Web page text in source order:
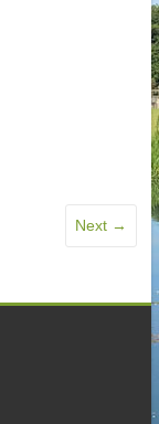
Next →